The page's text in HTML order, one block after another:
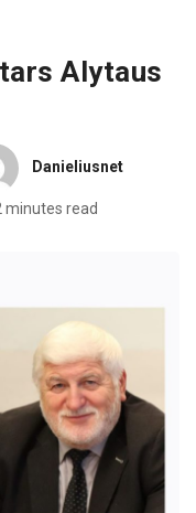
Alytaus
Danieliusnet
minutes read